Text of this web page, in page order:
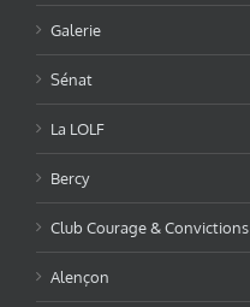
Galerie
Sénat
La LOLF
Bercy
Club Courage & Convictions
Alençon